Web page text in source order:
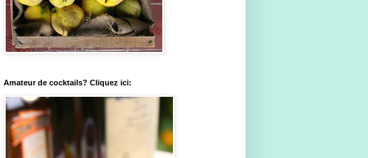
Amateur de cocktails? Cliquez ici: